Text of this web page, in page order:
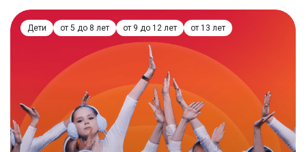
Дети от 5 до 8 лет от 9 до 12 лет от 13 лет